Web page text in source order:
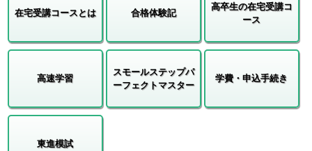
在宅受講コースとは 合格体験記
高卒生の在宅受講コ
ース
高速学習
スモールステップパ
ーフェクトマスター
学費・申込手続き
東進模試